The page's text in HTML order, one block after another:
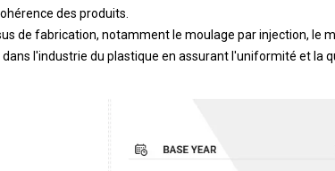
des produits.
de fabrication, notamment le moulage par injection, le
dans l'industrie du plastique en assurant l'uniformité et la